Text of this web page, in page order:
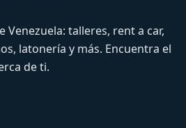
talleres, rent a car,
latonería y más. Encuentra el
de ti.